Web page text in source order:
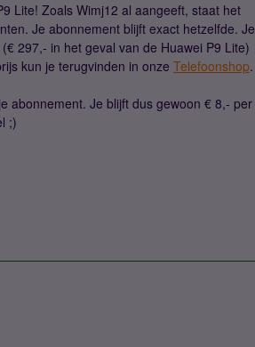
Lite! Zoals Wimj12 al aangeeft, staat het
Je abonnement blijft exact hetzelfde. Je
297,- in het geval van de Huawei P9 Lite)
kun je terugvinden in onze Telefoonshop.
abonnement. Je blijft dus gewoon € 8,- per
;)